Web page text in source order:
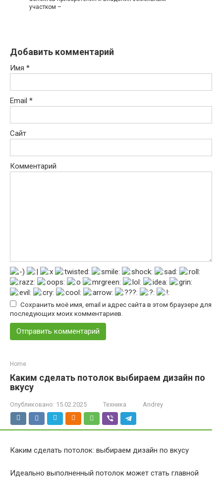
участком –
Добавить комментарий
Имя *
Email *
Сайт
Комментарий
Сохранить моё имя, email и адрес сайта в этом браузере для
последующих моих комментариев.
Home
Каким сделать потолок выбираем дизайн по
вкусу
Опубликовано: 15.02.2025 Техника Andrey
Каким сделать потолок: выбираем дизайн по вкусу
Идеально выполненный потолок может стать главной